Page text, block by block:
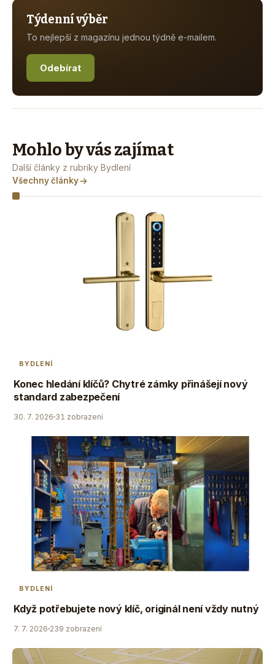
Týdenní výběr
To nejlepší z magazínu jednou týdně e-mailem.
Odebírat
Mohlo by vás zajímat
Další články z rubriky Bydlení
Všechny články
BYDLENÍ
Konec hledání klíčů? Chytré zámky přinášejí nový
standard zabezpečení
30. 7. 2026 31 zobrazení
BYDLENÍ
Když potřebujete nový klíč, originál není vždy nutný
7. 7. 2026 239 zobrazení